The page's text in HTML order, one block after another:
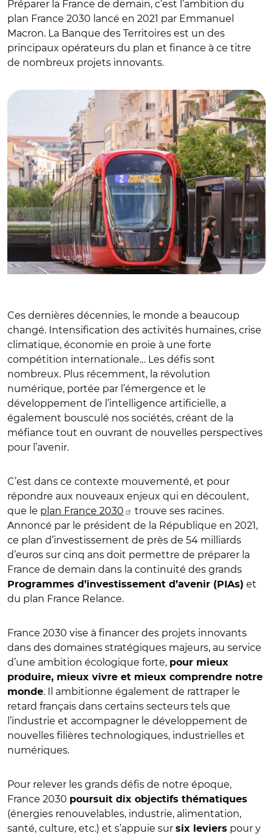
Préparer la France de demain, c’est l’ambition du
plan France 2030 lancé en 2021 par Emmanuel
Macron. La Banque des Territoires est un des
principaux opérateurs du plan et finance à ce titre
de nombreux projets innovants.
Ces dernières décennies, le monde a beaucoup
changé. Intensification des activités humaines, crise
climatique, économie en proie à une forte
compétition internationale… Les défis sont
nombreux. Plus récemment, la révolution
numérique, portée par l’émergence et le
développement de l’intelligence artificielle, a
également bousculé nos sociétés, créant de la
méfiance tout en ouvrant de nouvelles perspectives
pour l’avenir.
C’est dans ce contexte mouvementé, et pour
répondre aux nouveaux enjeux qui en découlent,
que le plan France 2030
trouve ses racines.
Annoncé par le président de la République en 2021,
ce plan d’investissement de près de 54 milliards
d’euros sur cinq ans doit permettre de préparer la
France de demain dans la continuité des grands
Programmes d’investissement d’avenir (PIAs) et
du plan France Relance.
France 2030 vise à financer des projets innovants
dans des domaines stratégiques majeurs, au service
d’une ambition écologique forte, pour mieux
produire, mieux vivre et mieux comprendre notre
monde. Il ambitionne également de rattraper le
retard français dans certains secteurs tels que
l’industrie et accompagner le développement de
nouvelles filières technologiques, industrielles et
numériques.
Pour relever les grands défis de notre époque,
France 2030 poursuit dix objectifs thématiques
(énergies renouvelables, industrie, alimentation,
santé, culture, etc.) et s’appuie sur six leviers pour y